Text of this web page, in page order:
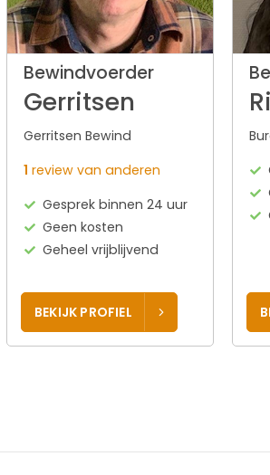
Bewindvoerder
Gerritsen
Gerritsen Bewind
1 review van anderen
Gesprek binnen 24 uur
Geen kosten
Geheel vrijblijvend
BEKIJK PROFIEL